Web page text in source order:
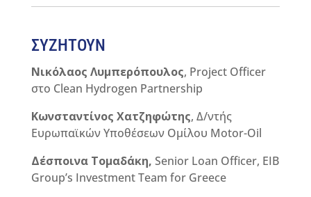
ΣΥΖΗΤΟΥΝ
Νικόλαος Λυμπερόπουλος, Project Officer
στο Clean Hydrogen Partnership
Κωνσταντίνος Χατζηφώτης, Δ/ντής
Ευρωπαϊκών Υποθέσεων Ομίλου Motor-Oil
Δέσποινα Τομαδάκη, Senior Loan Officer, EIB
Group’s Investment Team for Greece